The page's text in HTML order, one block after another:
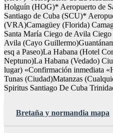
Holguín (HOG)* Aeropuerto de
Santiago de Cuba (SCU)*
(VRA)Camagüey (Florida)
Santa María Ciego de Avila
Avila (Cayo
esq a Paseo)La Habana (Hotel
Neptuno)La Habana (Vedado)
lugar) «Confirmación inmediata
Tunas (Ciudad)Matanzas
Spiritus Santiago De Cuba
Bretaña y normandia mapa